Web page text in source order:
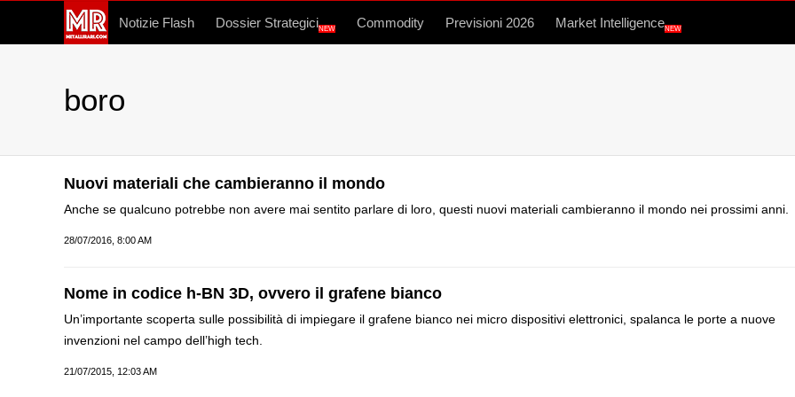
Notizie Flash Dossier StrategiciNEW Commodity Previsioni 2026 Market IntelligenceNEW
boro
Nuovi materiali che cambieranno il mondo
Anche se qualcuno potrebbe non avere mai sentito parlare di loro, questi nuovi materiali cambieranno il mondo nei prossimi anni.
28/07/2016, 8:00 AM
Nome in codice h-BN 3D, ovvero il grafene bianco
Un’importante scoperta sulle possibilità di impiegare il grafene bianco nei micro dispositivi elettronici, spalanca le porte a nuove
invenzioni nel campo dell’high tech.
21/07/2015, 12:03 AM